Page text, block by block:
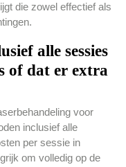
die zowel effectief als
alle sessies
of dat er extra
voor
inclusief alle
per sessie in
om volledig op de